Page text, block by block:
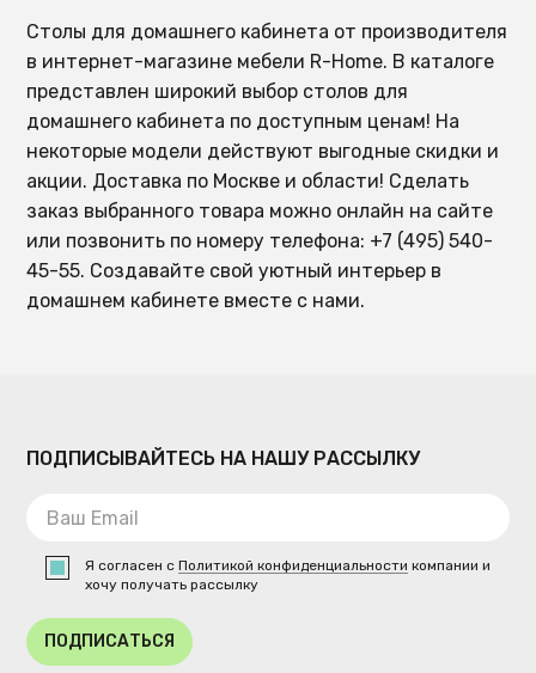
Столы для домашнего кабинета от производителя
в интернет-магазине мебели R-Home. В каталоге
представлен широкий выбор столов для
домашнего кабинета по доступным ценам! На
некоторые модели действуют выгодные скидки и
акции. Доставка по Москве и области! Сделать
заказ выбранного товара можно онлайн на сайте
или позвонить по номеру телефона: +7 (495) 540-
45-55. Создавайте свой уютный интерьер в
домашнем кабинете вместе с нами.
ПОДПИСЫВАЙТЕСЬ НА НАШУ РАССЫЛКУ
Я согласен сПолитикой конфиденциальности компании и
хочу получать рассылку
ПОДПИСАТЬСЯ